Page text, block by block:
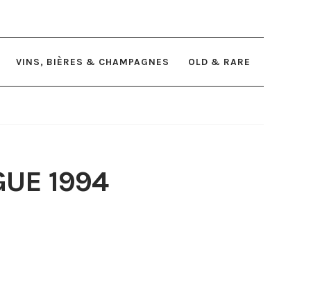
VINS, BIÈRES & CHAMPAGNES OLD & RARE
1994